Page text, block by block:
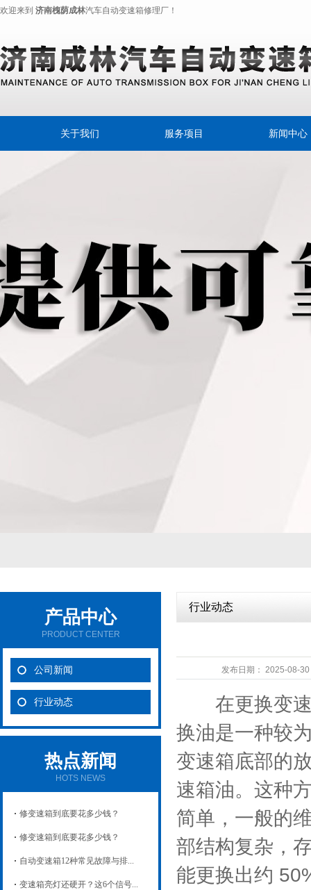
欢迎来到 济南槐荫成林汽车自动变速箱修理厂！
关于我们 服务项目
自动变速箱油
自动变速箱换油宝典
自动变速箱
新闻中心
产品中心
PRODUCT CENTER
公司新闻
行业动态
热点新闻
HOTS NEWS
修变速箱到底要花多少钱？
修变速箱到底要花多少钱？
自动变速箱12种常见故障与排...
变速箱亮灯还硬开？这6个信号...
行业动态
发布日期： 2025-08-30
在更换变速
换油是一种较
变速箱底部的
速箱油。这种
简单，一般的
部结构复杂，
能更换出约